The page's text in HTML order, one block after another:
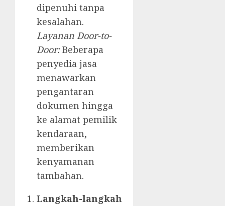
dipenuhi tanpa
kesalahan.
Layanan Door-to-
Door:Beberapa
penyedia jasa
menawarkan
pengantaran
dokumen hingga
ke alamat pemilik
kendaraan,
memberikan
kenyamanan
tambahan.
Langkah-langkah